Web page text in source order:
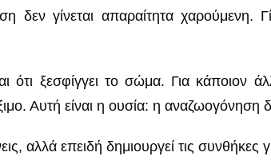
δεν γίνεται απαραίτητα
ότι ξεσφίγγει το σώμα. Για κάποιον
Αυτή είναι η ουσία: η αναζωογόνηση
αλλά επειδή δημιουργεί τις